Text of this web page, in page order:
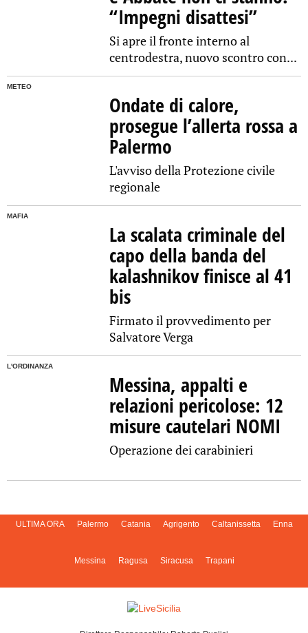
“Impegni disattesi”
Si apre il fronte interno al
centrodestra, nuovo scontro con...
METEO
Ondate di calore,
prosegue l’allerta rossa a
Palermo
L'avviso della Protezione civile
regionale
MAFIA
La scalata criminale del
capo della banda del
kalashnikov finisce al 41
bis
Firmato il provvedimento per
Salvatore Verga
L'ORDINANZA
Messina, appalti e
relazioni pericolose: 12
misure cautelari NOMI
Operazione dei carabinieri
ULTIMA ORA Palermo Catania Agrigento Caltanissetta Enna
Messina Ragusa Siracusa Trapani